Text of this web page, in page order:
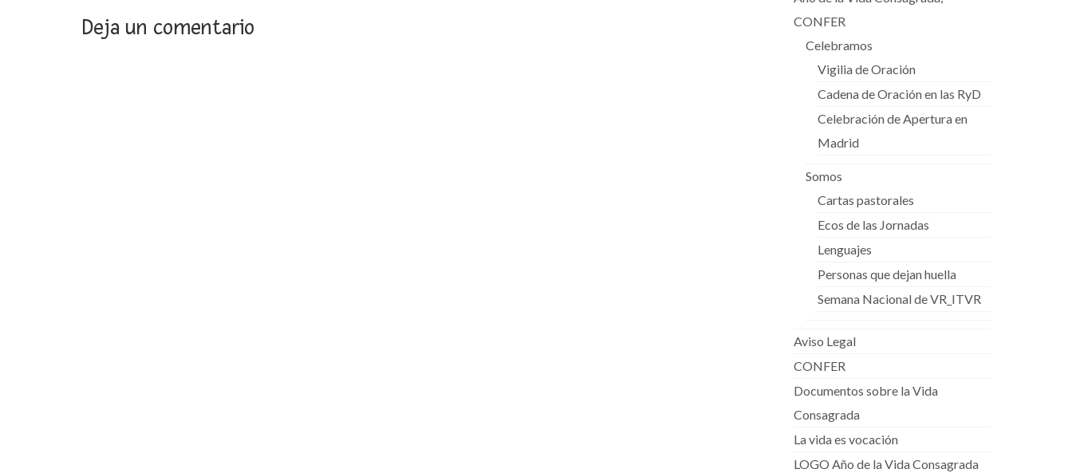
Deja un comentario
CONFER
Celebramos
Vigilia de Oración
Cadena de Oración en las RyD
Celebración de Apertura en
Madrid
Somos
Cartas pastorales
Ecos de las Jornadas
Lenguajes
Personas que dejan huella
Semana Nacional de VR_ITVR
Aviso Legal
CONFER
Documentos sobre la Vida
Consagrada
La vida es vocación
LOGO Año de la Vida Consagrada